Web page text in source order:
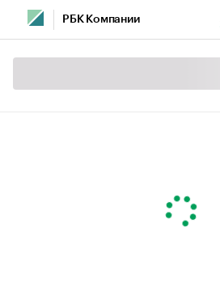
РБК Компании